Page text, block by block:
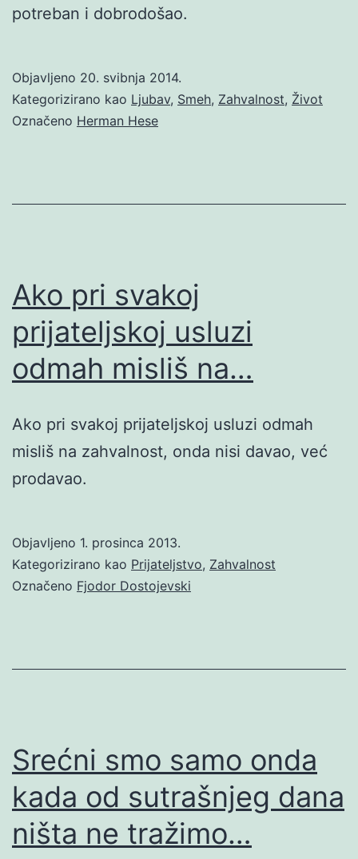
potreban i dobrodošao.
Objavljeno 20. svibnja 2014.
Kategorizirano kao Ljubav, Smeh, Zahvalnost, Život
Označeno Herman Hese
Ako pri svakoj
prijateljskoj usluzi
odmah misliš na…
Ako pri svakoj prijateljskoj usluzi odmah
misliš na zahvalnost, onda nisi davao, već
prodavao.
Objavljeno 1. prosinca 2013.
Kategorizirano kao Prijateljstvo, Zahvalnost
Označeno Fjodor Dostojevski
Srećni smo samo onda
kada od sutrašnjeg dana
ništa ne tražimo…